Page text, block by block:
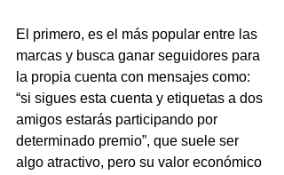
El primero, es el más popular entre las
marcas y busca ganar seguidores para
la propia cuenta con mensajes como:
“si sigues esta cuenta y etiquetas a dos
amigos estarás participando por
determinado premio”, que suele ser
algo atractivo, pero su valor económico